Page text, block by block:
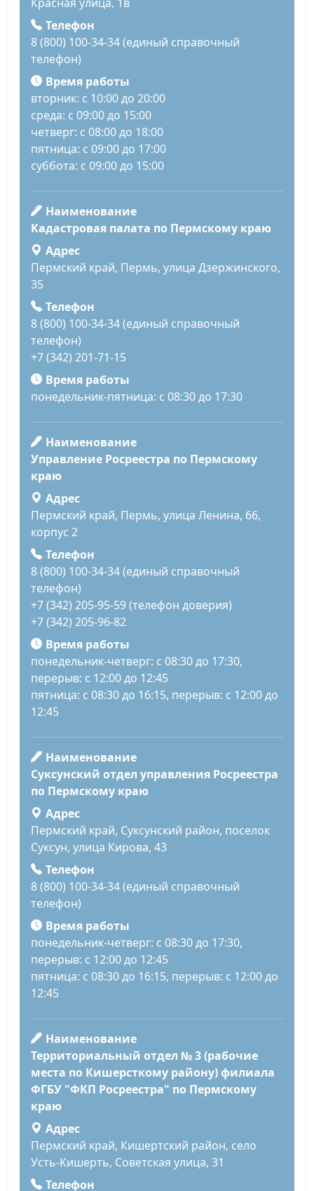
Телефон
8 (800) 100-34-34 (единый справочный
телефон)
Время работы
вторник: с 10:00 до 20:00
среда: с 09:00 до 15:00
четверг: с 08:00 до 18:00
пятница: с 09:00 до 17:00
суббота: с 09:00 до 15:00
Наименование
Кадастровая палата по Пермскому краю
Адрес
Пермский край, Пермь, улица Дзержинского,
35
Телефон
8 (800) 100-34-34 (единый справочный
телефон)
+7 (342) 201-71-15
Время работы
понедельник-пятница: с 08:30 до 17:30
Наименование
Управление Росреестра по Пермскому
краю
Адрес
Пермский край, Пермь, улица Ленина, 66,
корпус 2
Телефон
8 (800) 100-34-34 (единый справочный
телефон)
+7 (342) 205-95-59 (телефон доверия)
+7 (342) 205-96-82
Время работы
понедельник-четверг: с 08:30 до 17:30,
перерыв: с 12:00 до 12:45
пятница: с 08:30 до 16:15, перерыв: с 12:00 до
12:45
Наименование
Суксунский отдел управления Росреестра
по Пермскому краю
Адрес
Пермский край, Суксунский район, поселок
Суксун, улица Кирова, 43
Телефон
8 (800) 100-34-34 (единый справочный
телефон)
Время работы
понедельник-четверг: с 08:30 до 17:30,
перерыв: с 12:00 до 12:45
пятница: с 08:30 до 16:15, перерыв: с 12:00 до
12:45
Наименование
Территориальный отдел № 3 (рабочие
места по Кишерсткому району) филиала
ФГБУ "ФКП Росреестра" по Пермскому
краю
Адрес
Пермский край, Кишертский район, село
Усть-Кишерть, Советская улица, 31
Телефон